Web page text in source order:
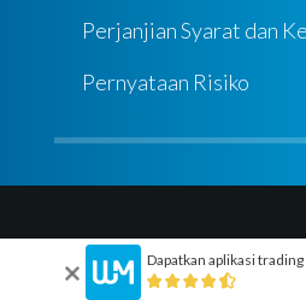
Dapatkan aplikasi
Perjanjian Syarat dan
Pernyataan Risiko